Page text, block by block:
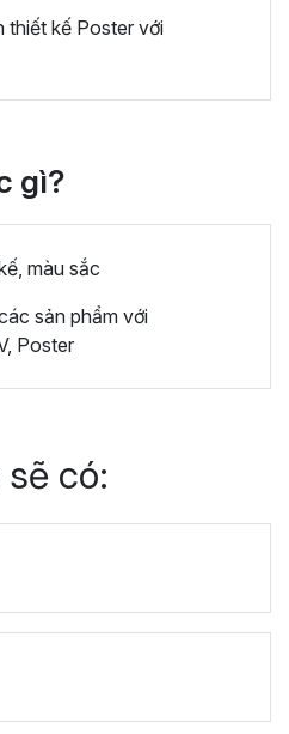
thiết kế Poster với
gì?
màu sắc
sản phẩm với
Poster
có: